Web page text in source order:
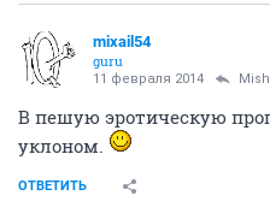
mixail54
guru
11 февраля 2014
В пешую эротическую
уклоном.
ОТВЕТИТЬ